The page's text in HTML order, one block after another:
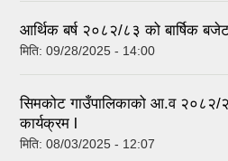
आर्थिक बर्ष २०८२/८३ को बार्षिक
मिति: 09/28/2025 - 14:00
सिमकोट गाउँपालिकाको आ.व २०८२/
कार्यक्रम l
मिति: 08/03/2025 - 12:07